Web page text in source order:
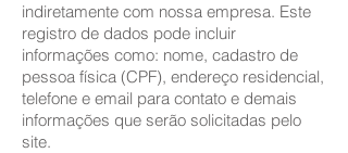
indiretamente com nossa empresa. Este
registro de dados pode incluir
informações como: nome, cadastro de
pessoa física (CPF), endereço residencial,
telefone e email para contato e demais
informações que serão solicitadas pelo
site.